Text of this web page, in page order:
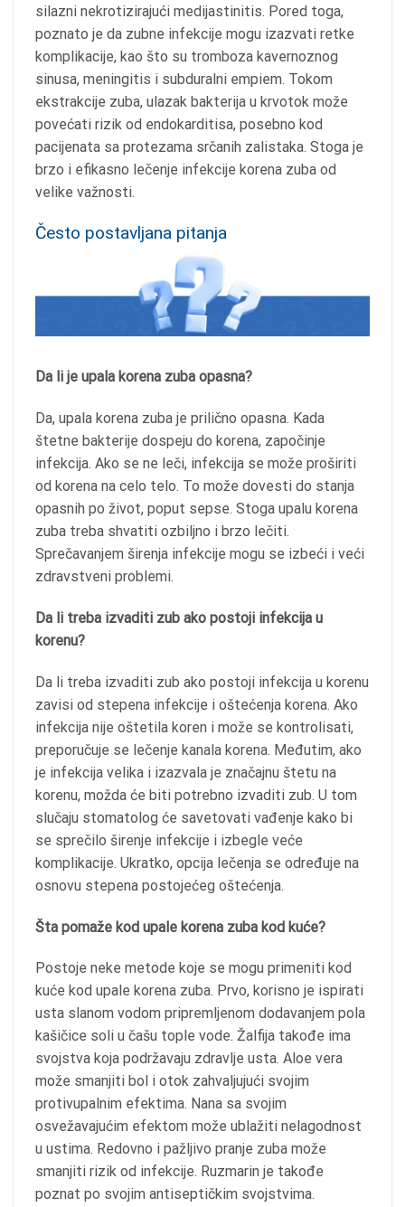
silazni nekrotizirajući medijastinitis. Pored toga,
poznato je da zubne infekcije mogu izazvati retke
komplikacije, kao što su tromboza kavernoznog
sinusa, meningitis i subduralni empiem. Tokom
ekstrakcije zuba, ulazak bakterija u krvotok može
povećati rizik od endokarditisa, posebno kod
pacijenata sa protezama srčanih zalistaka. Stoga je
brzo i efikasno lečenje infekcije korena zuba od
velike važnosti.
Često postavljana pitanja
Da li je upala korena zuba opasna?
Da, upala korena zuba je prilično opasna. Kada
štetne bakterije dospeju do korena, započinje
infekcija. Ako se ne leči, infekcija se može proširiti
od korena na celo telo. To može dovesti do stanja
opasnih po život, poput sepse. Stoga upalu korena
zuba treba shvatiti ozbiljno i brzo lečiti.
Sprečavanjem širenja infekcije mogu se izbeći i veći
zdravstveni problemi.
Da li treba izvaditi zub ako postoji infekcija u
korenu?
Da li treba izvaditi zub ako postoji infekcija u korenu
zavisi od stepena infekcije i oštećenja korena. Ako
infekcija nije oštetila koren i može se kontrolisati,
preporučuje se lečenje kanala korena. Međutim, ako
je infekcija velika i izazvala je značajnu štetu na
korenu, možda će biti potrebno izvaditi zub. U tom
slučaju stomatolog će savetovati vađenje kako bi
se sprečilo širenje infekcije i izbegle veće
komplikacije. Ukratko, opcija lečenja se određuje na
osnovu stepena postojećeg oštećenja.
Šta pomaže kod upale korena zuba kod kuće?
Postoje neke metode koje se mogu primeniti kod
kuće kod upale korena zuba. Prvo, korisno je ispirati
usta slanom vodom pripremljenom dodavanjem pola
kašičice soli u čašu tople vode. Žalfija takođe ima
svojstva koja podržavaju zdravlje usta. Aloe vera
može smanjiti bol i otok zahvaljujući svojim
protivupalnim efektima. Nana sa svojim
osvežavajućim efektom može ublažiti nelagodnost
u ustima. Redovno i pažljivo pranje zuba može
smanjiti rizik od infekcije. Ruzmarin je takođe
poznat po svojim antiseptičkim svojstvima.